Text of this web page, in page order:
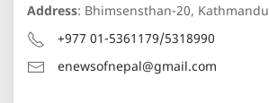
Address: Bhimsensthan-20, Kathmandu
+977 01-5361179/5318990
enewsofnepal@gmail.com